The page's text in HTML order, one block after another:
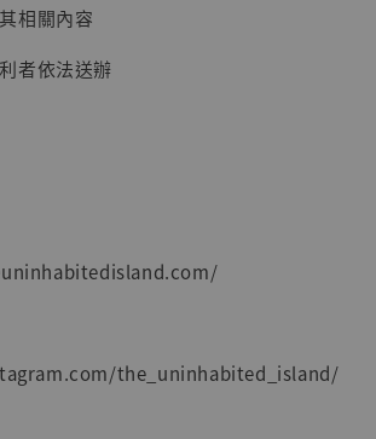
相關內容
者依法送辦
the_uninhabited_island/